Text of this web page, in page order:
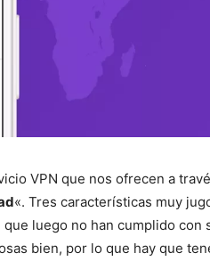
VPN que nos ofrecen a
«. Tres características muy
luego no han cumplido con
bien, por lo que hay que